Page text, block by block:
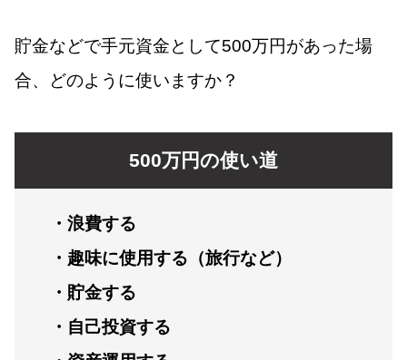
貯金などで手元資金として500万円があった場
合、どのように使いますか？
500万円の使い道
・浪費する
・趣味に使用する（旅行など）
・貯金する
・自己投資する